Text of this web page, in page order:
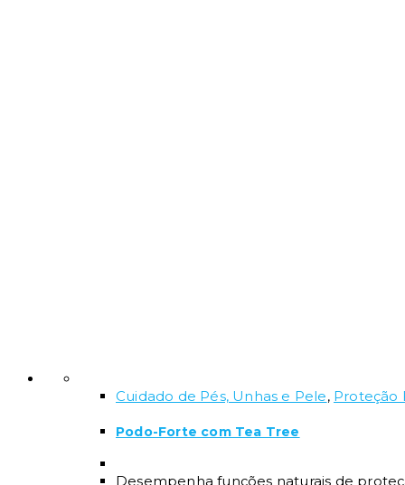
Cuidado de Pés, Unhas e Pele, Proteção
Podo-Forte com Tea Tree
Desempenha funções naturais de